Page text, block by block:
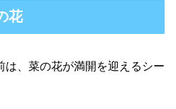
花
は、菜の花が満開を迎えるシー